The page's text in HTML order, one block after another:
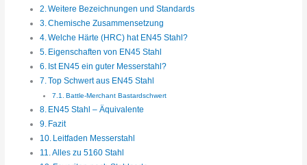
Weitere Bezeichnungen und Standards
Chemische Zusammensetzung
Welche Härte (HRC) hat EN45 Stahl?
Eigenschaften von EN45 Stahl
Ist EN45 ein guter Messerstahl?
Top Schwert aus EN45 Stahl
Battle-Merchant Bastardschwert
EN45 Stahl – Äquivalente
Fazit
Leitfaden Messerstahl
Alles zu 5160 Stahl